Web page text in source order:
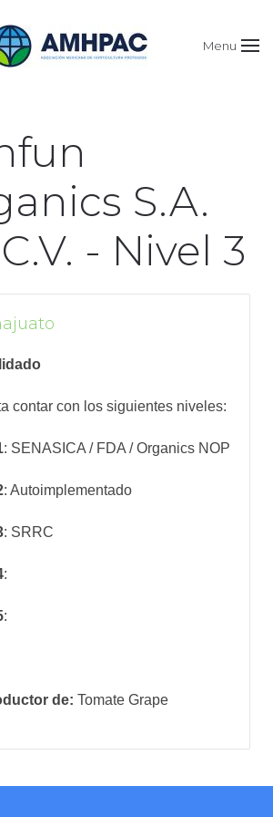
Menu
S.A.
- Nivel 3
contar con los siguientes niveles:
: SENASICA / FDA / Organics NOP
: Autoimplementado
: SRRC
:
:
de: Tomate Grape